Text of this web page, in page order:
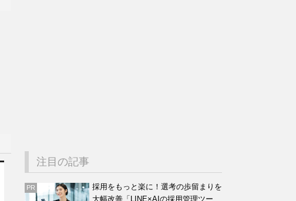
注目の記事
PR
採用をもっと楽に！選考の歩留まりを
大幅改善「LINE×AIの採用管理ツー